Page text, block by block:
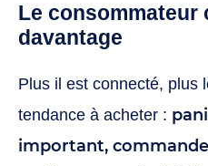
Le consommateur
davantage
Plus il est connecté, plus
tendance à acheter :
important,